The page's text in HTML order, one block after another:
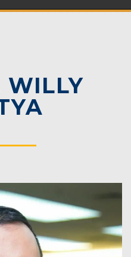
WILLY